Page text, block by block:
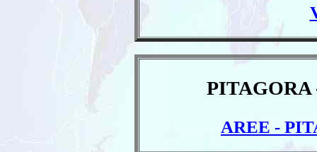
PITAGORA
AREE -